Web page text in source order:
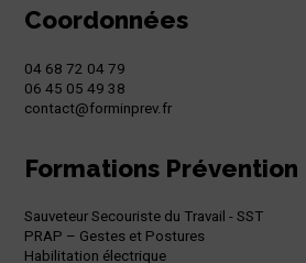
Coordonnées
04 68 72 04 79
06 45 05 49 38
contact@forminprev.fr
Formations Prévention
Sauveteur Secouriste du Travail - SST
PRAP – Gestes et Postures
Habilitation électrique